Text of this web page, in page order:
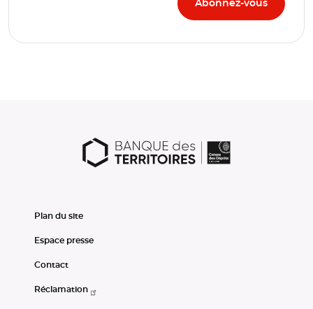
Plan du site
Espace presse
Contact
Réclamation